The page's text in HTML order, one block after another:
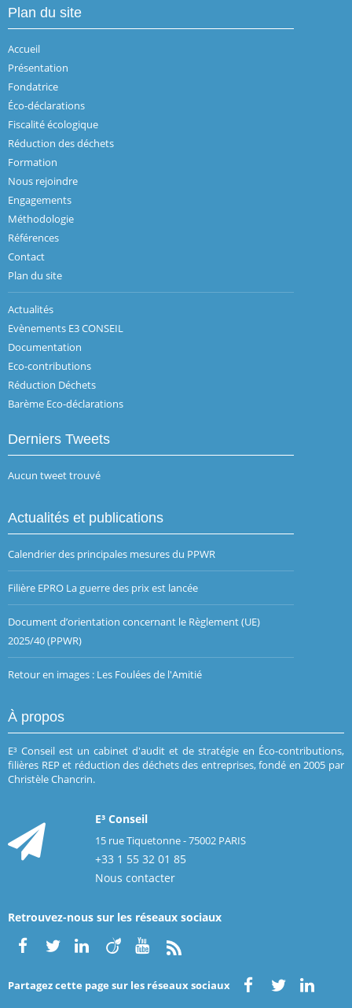
Plan du site
Accueil
Présentation
Fondatrice
Éco-déclarations
Fiscalité écologique
Réduction des déchets
Formation
Nous rejoindre
Engagements
Méthodologie
Références
Contact
Plan du site
Actualités
Evènements E3 CONSEIL
Documentation
Eco-contributions
Réduction Déchets
Barème Eco-déclarations
Derniers Tweets
Aucun tweet trouvé
Actualités et publications
Calendrier des principales mesures du PPWR
Filière EPRO La guerre des prix est lancée
Document d’orientation concernant le Règlement (UE)
2025/40 (PPWR)
Retour en images : Les Foulées de l'Amitié
À propos
E³ Conseil est un cabinet d'audit et de stratégie en Éco-contributions,
filières REP et réduction des déchets des entreprises, fondé en 2005 par
Christèle Chancrin.
E³ Conseil
15 rue Tiquetonne - 75002 PARIS
+33 1 55 32 01 85
Nous contacter
Retrouvez-nous sur les réseaux sociaux
Partagez cette page sur les réseaux sociaux